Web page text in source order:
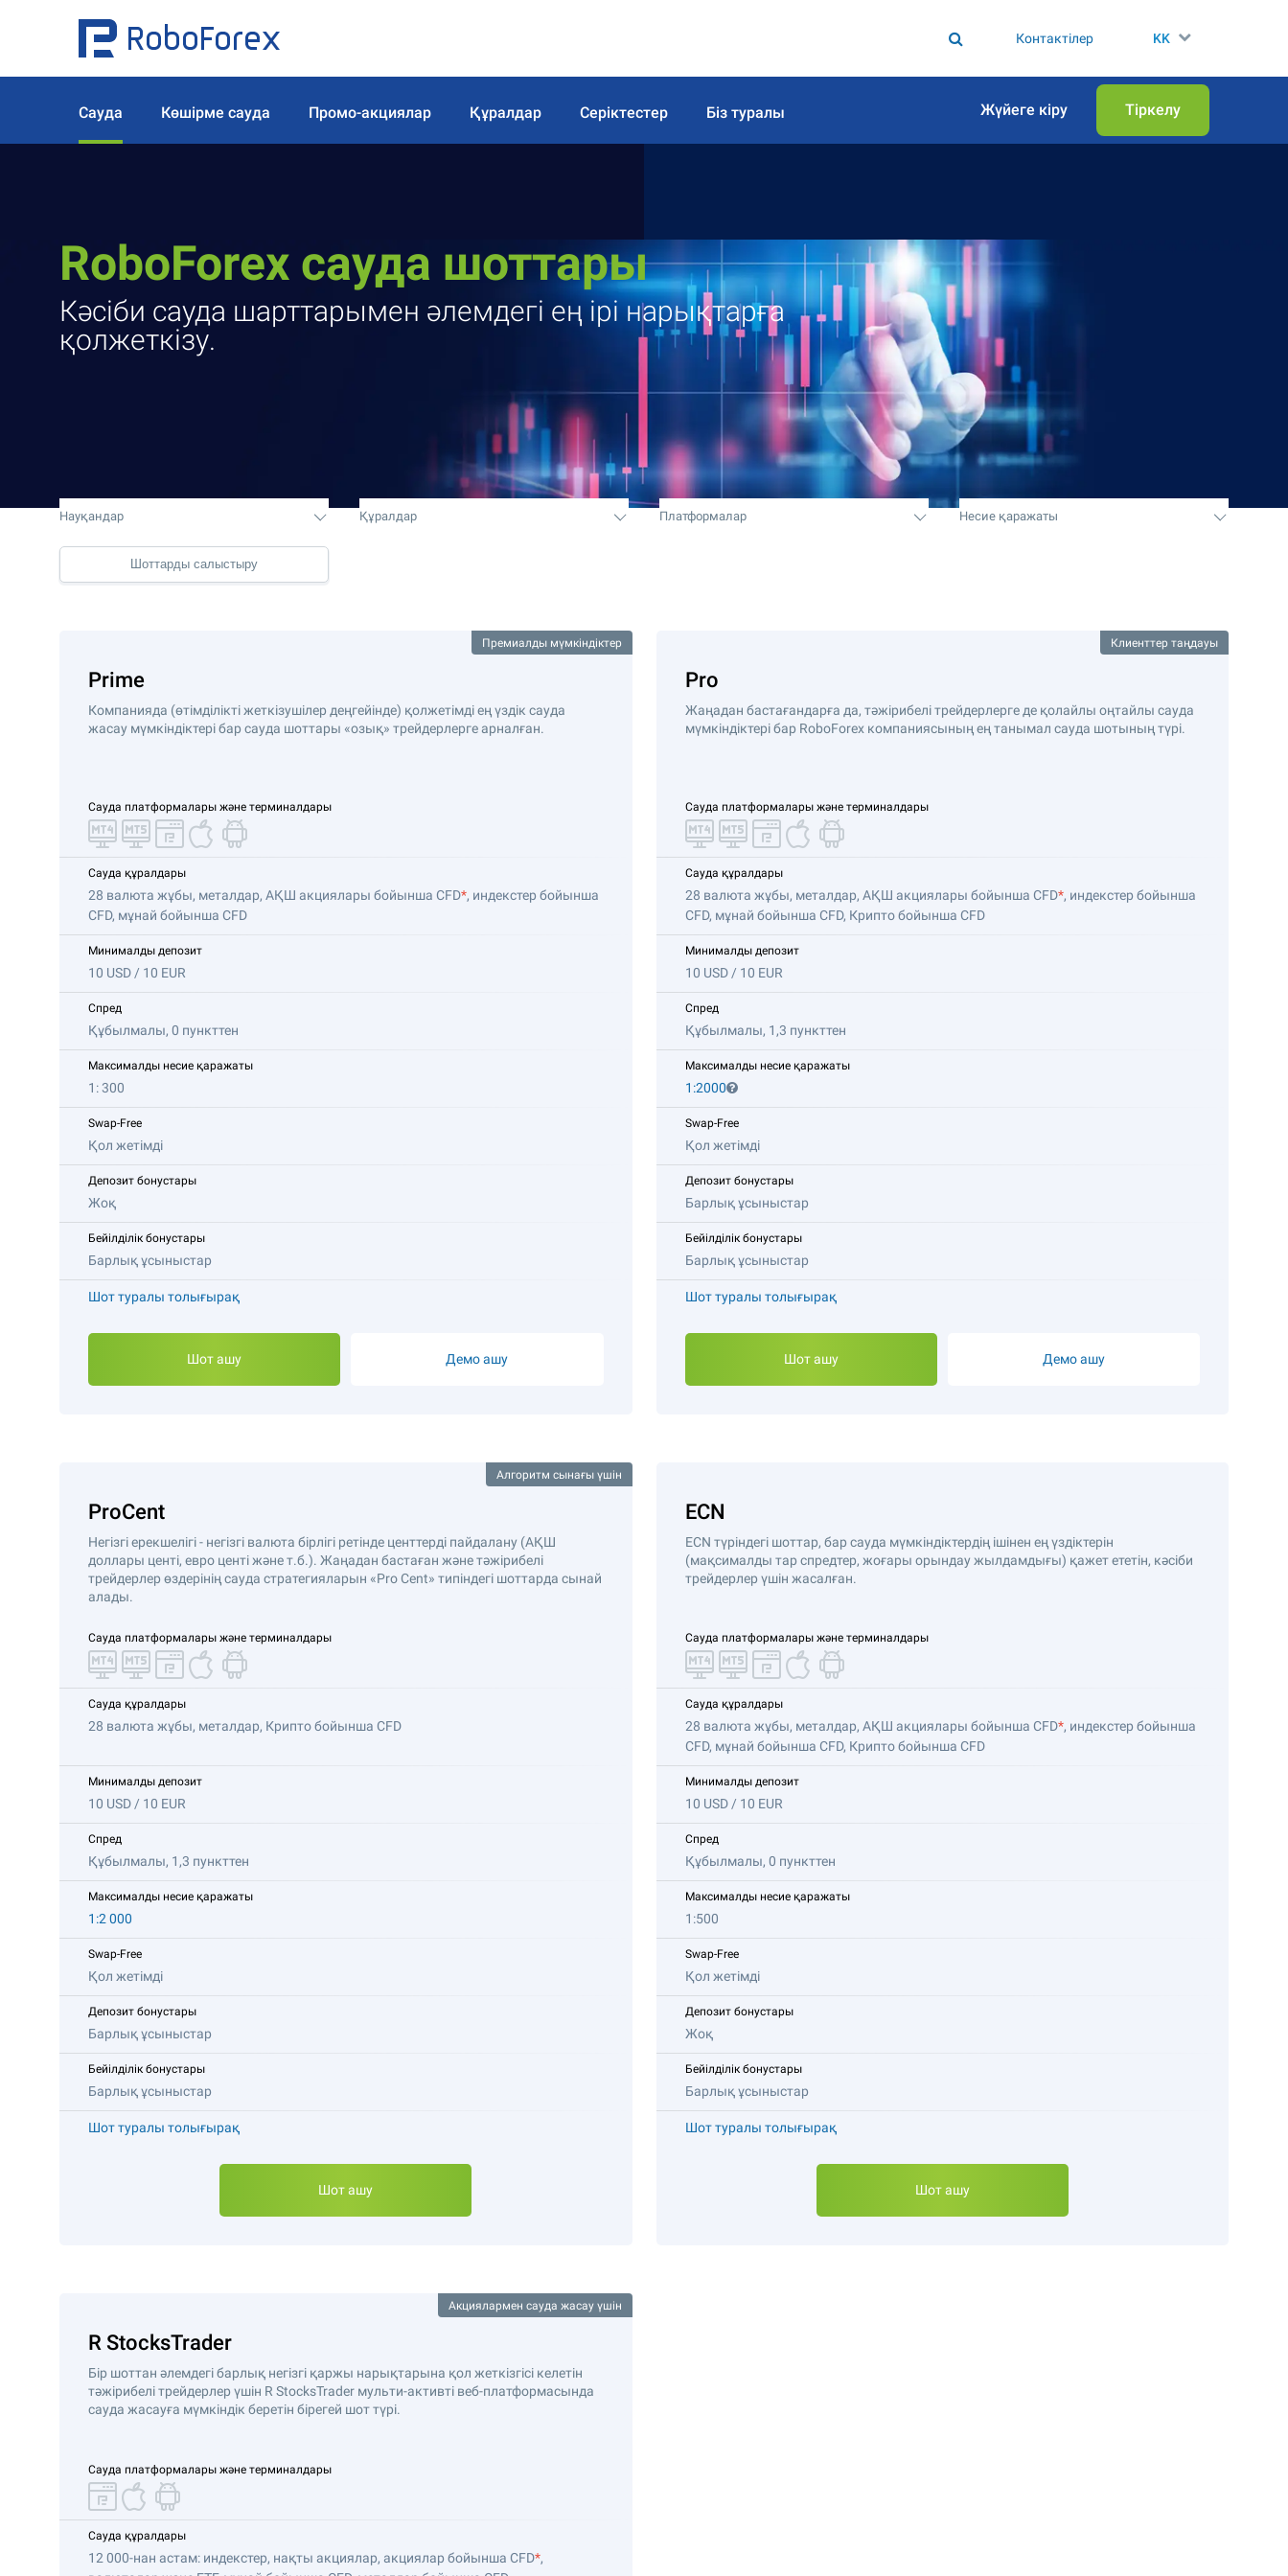
Контактілер KK
Сауда Көшірме сауда Промо-акциялар Құралдар Серіктестер Біз туралы Жүйеге кіру Тіркелу
RoboForex сауда шоттары
Кәсіби сауда шарттарымен әлемдегі ең ірі нарықтарға
қолжеткізу.
Науқандар Құралдар Платформалар Несие қаражаты
Шоттарды салыстыру
Премиалды мүмкіндіктер
Prime
Компанияда (өтімділікті жеткізушілер деңгейінде) қолжетімді ең үздік сауда
жасау мүмкіндіктері бар сауда шоттары «озық» трейдерлерге арналған.
Сауда платформалары және терминалдары
Сауда құралдары
28 валюта жұбы, металдар, АҚШ акциялары бойынша CFD*, индекстер бойынша
CFD, мұнай бойынша CFD
Минималды депозит
10 USD / 10 EUR
Спред
Құбылмалы, 0 пункттен
Максималды несие қаражаты
1: 300
Swap-Free
Қол жетімді
Депозит бонустары
Жоқ
Бейілділік бонустары
Барлық ұсыныстар
Шот туралы толығырақ
Шот ашу Демо ашу
Клиенттер таңдауы
Pro
Жаңадан бастағандарға да, тәжірибелі трейдерлерге де қолайлы оңтайлы сауда
мүмкіндіктері бар RoboForex компаниясының ең танымал сауда шотының түрі.
Сауда платформалары және терминалдары
Сауда құралдары
28 валюта жұбы, металдар, АҚШ акциялары бойынша CFD*, индекстер бойынша
CFD, мұнай бойынша CFD, Крипто бойынша CFD
Минималды депозит
10 USD / 10 EUR
Спред
Құбылмалы, 1,3 пункттен
Максималды несие қаражаты
1:2000
Swap-Free
Қол жетімді
Депозит бонустары
Барлық ұсыныстар
Бейілділік бонустары
Барлық ұсыныстар
Шот туралы толығырақ
Шот ашу Демо ашу
Алгоритм сынағы үшін
ProCent
Негізгі ерекшелігі - негізгі валюта бірлігі ретінде центтерді пайдалану (АҚШ
доллары центі, евро центі және т.б.). Жаңадан бастаған және тәжірибелі
трейдерлер өздерінің сауда стратегияларын «Pro Cent» типіндегі шоттарда сынай
алады.
Сауда платформалары және терминалдары
Сауда құралдары
28 валюта жұбы, металдар, Крипто бойынша CFD
Минималды депозит
10 USD / 10 EUR
Спред
Құбылмалы, 1,3 пункттен
Максималды несие қаражаты
1:2 000
Swap-Free
Қол жетімді
Депозит бонустары
Барлық ұсыныстар
Бейілділік бонустары
Барлық ұсыныстар
Шот туралы толығырақ
Шот ашу
ECN
ECN түріндегі шоттар, бар сауда мүмкіндіктердің ішінен ең үздіктерін
(мақсималды тар спредтер, жоғары орындау жылдамдығы) қажет ететін, кәсіби
трейдерлер үшін жасалған.
Сауда платформалары және терминалдары
Сауда құралдары
28 валюта жұбы, металдар, АҚШ акциялары бойынша CFD*, индекстер бойынша
CFD, мұнай бойынша CFD, Крипто бойынша CFD
Минималды депозит
10 USD / 10 EUR
Спред
Құбылмалы, 0 пункттен
Максималды несие қаражаты
1:500
Swap-Free
Қол жетімді
Депозит бонустары
Жоқ
Бейілділік бонустары
Барлық ұсыныстар
Шот туралы толығырақ
Шот ашу
Акциялармен сауда жасау үшін
R StocksTrader
Бір шоттан әлемдегі барлық негізгі қаржы нарықтарына қол жеткізгісі келетін
тәжірибелі трейдерлер үшін R StocksTrader мульти-активті веб-платформасында
сауда жасауға мүмкіндік беретін бірегей шот түрі.
Сауда платформалары және терминалдары
Сауда құралдары
12 000-нан астам: индекстер, нақты акциялар, акциялар бойынша CFD*,